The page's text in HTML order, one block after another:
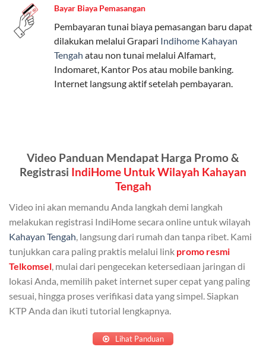
Paket Telkomsel One dengan Kuota Keluarga
Salah satu fitur unggulan Telkomsel One adalah Paket
Kuota Keluarga. Dengan kuota hingga 30 GB, Anda
bisa membagikan internet kepada anggota keluarga
atau teman tanpa perlu khawatir kehabisan kuota.
Admin (pelanggan utama) dan anggota yang terdaftar.
Bisa Dibagi Hingga 5 Anggota
Admin dapat mendaftarkan hingga 5 anggota
keluarga atau teman untuk menggunakan kuota ini.
Berlaku Nasional
Kuota keluarga bisa digunakan di seluruh Indonesia
untuk jaringan 2G, 3G, dan 4G.
Tidak Berlaku untuk Roaming
Bayar Biaya Pemasangan
Pembayaran tunai biaya pemasangan baru dapat
dilakukan melalui Grapari Indihome Kahayan
Tengah atau non tunai melalui Alfamart,
Indomaret, Kantor Pos atau mobile banking.
Internet langsung aktif setelah pembayaran.
Video Panduan Mendapat Harga Promo &
Registrasi IndiHome Untuk Wilayah Kahayan
Tengah
Video ini akan memandu Anda langkah demi langkah
melakukan registrasi IndiHome secara online untuk wilayah
Kahayan Tengah , langsung dari rumah dan tanpa ribet. Kami
tunjukkan cara paling praktis melalui link promo resmi
Telkomsel , mulai dari pengecekan ketersediaan jaringan di
lokasi Anda, memilih paket internet super cepat yang paling
sesuai, hingga proses verifikasi data yang simpel. Siapkan
KTP Anda dan ikuti tutorial lengkapnya.
Lihat Panduan